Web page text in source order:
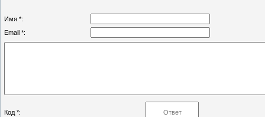
Имя *:
Email *:
Код *: